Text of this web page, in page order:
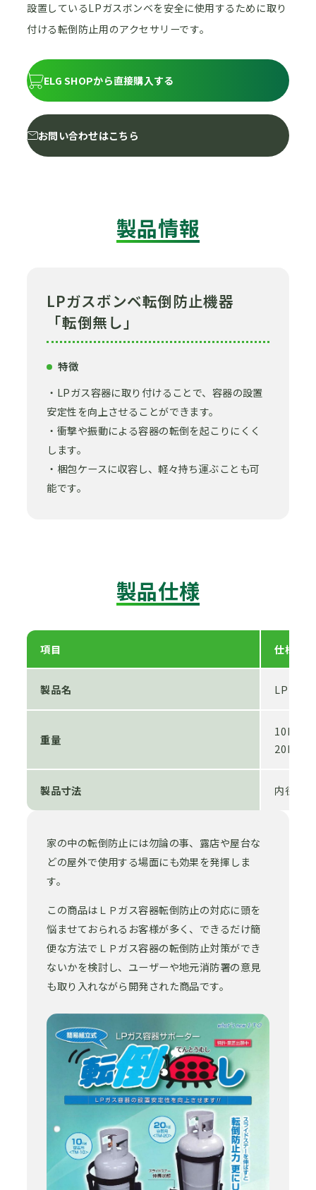
設置しているLPガスボンベを安全に使用するために取り
付ける転倒防止用のアクセサリーです。
ELG SHOPから直接購入する
お問い合わせはこちら
製品情報
LPガスボンベ転倒防止機器
「転倒無し」
特徴
・LPガス容器に取り付けることで、容器の設置
安定性を向上させることができます。
・衝撃や振動による容器の転倒を起こりにくく
します。
・梱包ケースに収容し、軽々持ち運ぶことも可
能です。
製品仕様
項目 仕様
製品名 LPガス
重量
10kg容
20kg容
製品寸法 内径：
家の中の転倒防止には勿論の事、露店や屋台な
どの屋外で使用する場面にも効果を発揮しま
す。
この商品はＬＰガス容器転倒防止の対応に頭を
悩ませておられるお客様が多く、できるだけ簡
便な方法でＬＰガス容器の転倒防止対策ができ
ないかを検討し、ユーザーや地元消防署の意見
も取り入れながら開発された商品です。